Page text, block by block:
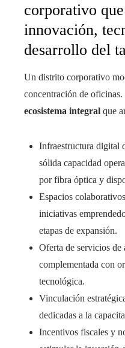
corporativo
innovación,
desarrollo del
Un distrito corporativo
concentración de
ecosistema integral que
Infraestructura digital
sólida capacidad
por fibra óptica y
Espacios
iniciativas
etapas de expansión.
Oferta de servicios de
complementada con
tecnológica.
Vinculación
dedicadas a la
Incentivos fiscales y